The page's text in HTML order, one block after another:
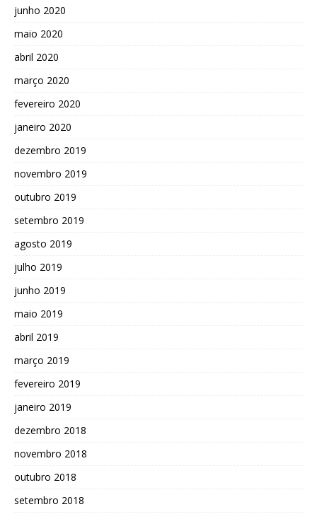
junho 2020
maio 2020
abril 2020
março 2020
fevereiro 2020
janeiro 2020
dezembro 2019
novembro 2019
outubro 2019
setembro 2019
agosto 2019
julho 2019
junho 2019
maio 2019
abril 2019
março 2019
fevereiro 2019
janeiro 2019
dezembro 2018
novembro 2018
outubro 2018
setembro 2018